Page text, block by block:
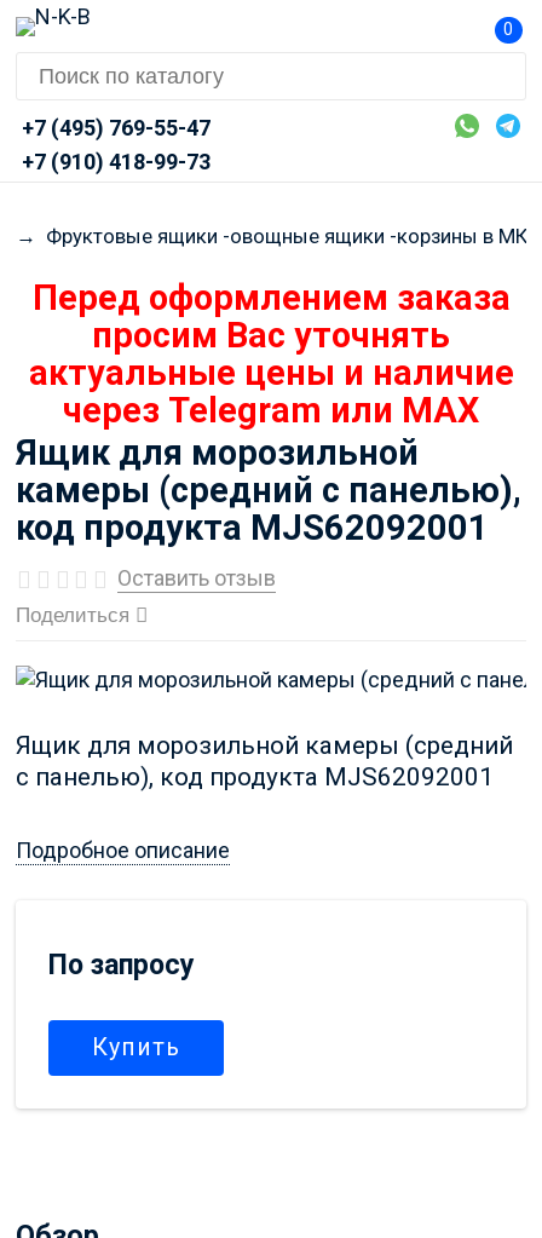
0
+7 (495) 769-55-47
+7 (910) 418-99-73
→ Фруктовые ящики -овощные ящики -корзины в МК
Перед оформлением заказа
просим Вас уточнять
актуальные цены и наличие
через Telegram или MAX
Ящик для морозильной
камеры (средний с панелью),
код продукта MJS62092001
Оставить отзыв
Поделиться
Ящик для морозильной камеры (средний
с панелью), код продукта MJS62092001
Подробное описание
По запросу
Купить